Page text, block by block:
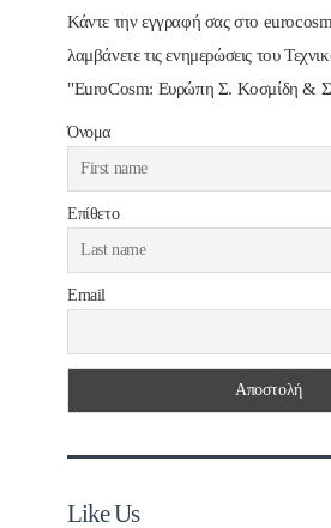
Κάντε την εγγραφή σας στο
λαμβάνετε τις ενημερώσεις του
"EuroCosm: Ευρώπη Σ. Κοσμίδη &
Όνομα
Επίθετο
Email
Like Us